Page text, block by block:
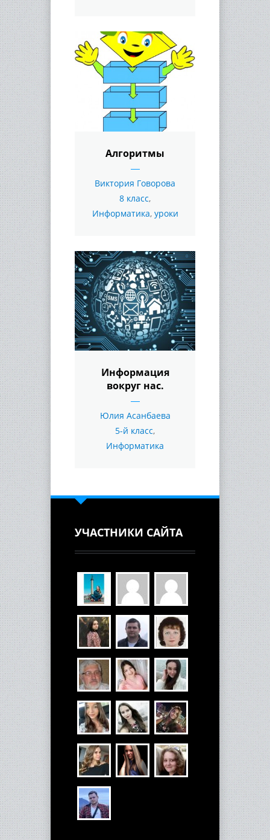
Алгоритмы
Виктория Говорова
8 класс,
Информатика, уроки
Информация
вокруг нас.
Юлия Асанбаева
5-й класс,
Информатика
УЧАСТНИКИ САЙТА